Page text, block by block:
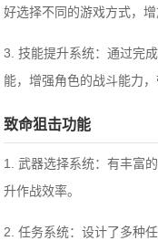
好选择不同的游戏方式，增
3. 技能提升系统：通过完
能，增强角色的战斗能力，
致命狙击功能
1. 武器选择系统：有丰富
升作战效率。
2. 任务系统：设计了多种